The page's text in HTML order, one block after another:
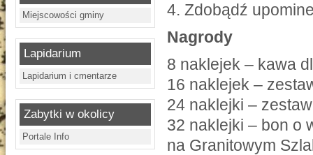
Miejscowości gminy
Lapidarium
Lapidarium i cmentarze
Zabytki w okolicy
Portale Info
4. Zdobądź
Nagrody
8 naklejek – kawa
16 naklejek –
24 naklejki –
32 naklejki – bon o
na Granitowym